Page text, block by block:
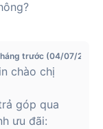
trước (04/07/2026)
chào chị
góp qua
ưu đãi: